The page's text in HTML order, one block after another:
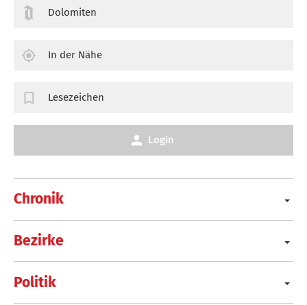
Chronik
Bezirke
Politik
Dolomiten
In der Nähe
Lesezeichen
Login